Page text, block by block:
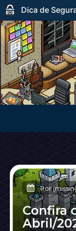
Dica de
Por
Confira
Abril/